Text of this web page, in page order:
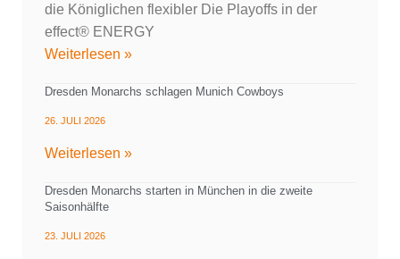
die Königlichen flexibler Die Playoffs in der
effect® ENERGY
Weiterlesen »
Dresden Monarchs schlagen Munich Cowboys
26. JULI 2026
Weiterlesen »
Dresden Monarchs starten in München in die zweite
Saisonhälfte
23. JULI 2026